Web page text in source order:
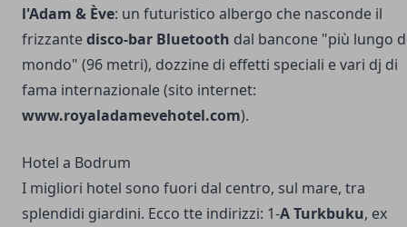
l'Adam & Ève: un futuristico albergo che nasconde il
frizzantedisco-bar Bluetooth dal bancone "più lungo
mondo" (96 metri), dozzine di effetti speciali e vari dj di
fama internazionale (sito internet:
www.royaladamevehotel.com).
Hotel a Bodrum
I migliori hotel sono fuori dal centro, sul mare, tra
splendidi giardini. Ecco tte indirizzi: 1-A Turkbuku, ex